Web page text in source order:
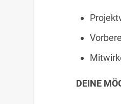
DEINE